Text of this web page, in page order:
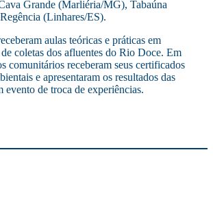
Grande (Marliéria/MG), Tabaúna
(Linhares/ES).
aulas teóricas e práticas em
coletas dos afluentes do Rio Doce. Em
comunitários receberam seus certificados
e apresentaram os resultados das
evento de troca de experiências.